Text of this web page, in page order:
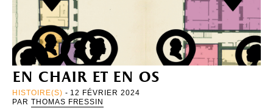
en chair et en os
HISTOIRE(S) - 12 FÉVRIER 2024
PAR THOMAS FRESSIN